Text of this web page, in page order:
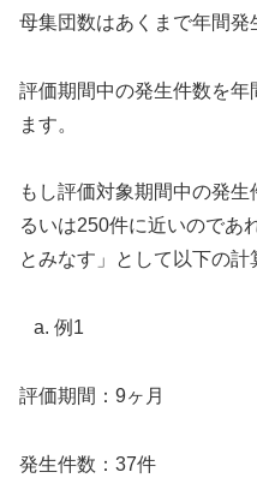
母集団数はあくまで年間発
評価期間中の発生件数を
ます。
もし評価対象期間中の発
るいは250件に近いのであ
とみなす」として以下の計
例1
評価期間：9ヶ月
発生件数：37件